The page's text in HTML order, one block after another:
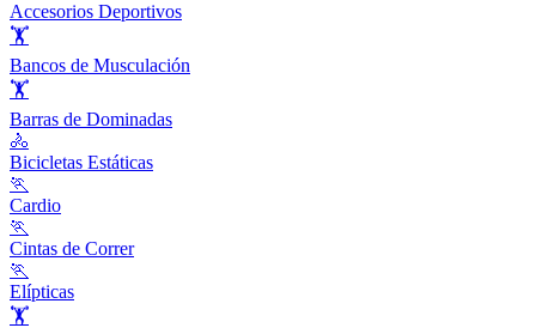
Accesorios Deportivos
🏋️
Bancos de Musculación
🏋️
Barras de Dominadas
🚴
Bicicletas Estáticas
🏃
Cardio
🏃
Cintas de Correr
🏃
Elípticas
🏋️